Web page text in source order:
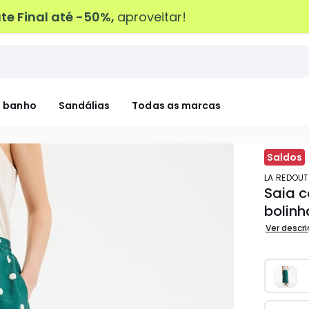
Final até -50%, aproveitar!
banho Sandálias Todas as marcas
Saldos
LA
Saia
Ver